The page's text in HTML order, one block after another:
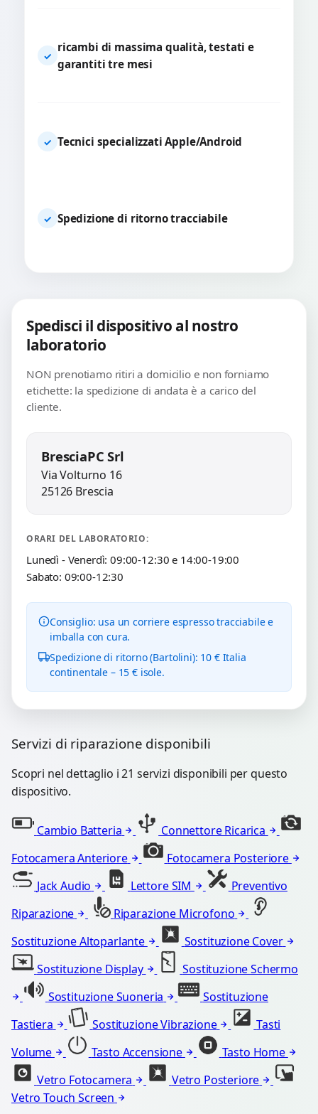
✓
ricambi di massima qualità, testati e
garantiti tre mesi
✓ Tecnici specializzati Apple/Android
✓ Spedizione di ritorno tracciabile
Spedisci il dispositivo al nostro
laboratorio
NON prenotiamo ritiri a domicilio e non forniamo
etichette: la spedizione di andata è a carico del
cliente.
BresciaPC Srl
Via Volturno 16
25126 Brescia
ORARI DEL LABORATORIO:
Lunedì - Venerdì: 09:00-12:30 e 14:00-19:00
Sabato: 09:00-12:30
Consiglio: usa un corriere espresso tracciabile e
imballa con cura.
Spedizione di ritorno (Bartolini): 10 € Italia
continentale – 15 € isole.
Servizi di riparazione disponibili
Scopri nel dettaglio i 21 servizi disponibili per questo
dispositivo.
Cambio Batteria
Connettore Ricarica
Fotocamera Anteriore
Fotocamera Posteriore
Jack Audio
Lettore SIM
Preventivo
Riparazione
Riparazione Microfono
Sostituzione Altoparlante
Sostituzione Cover
Sostituzione Display
Sostituzione Schermo
Sostituzione Suoneria
Sostituzione
Tastiera
Sostituzione Vibrazione
Tasti
Volume
Tasto Accensione
Tasto Home
Vetro Fotocamera
Vetro Posteriore
Vetro Touch Screen